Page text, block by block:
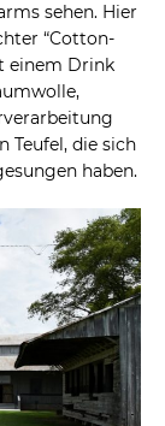
sehen. Hier
“Cotton-
einem Drink
Teufel, die sich
haben.